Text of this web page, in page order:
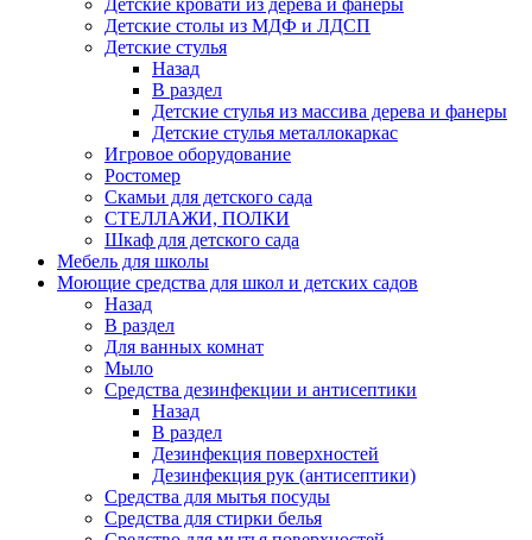
Детские кровати из дерева и фанеры
Детские столы из МДФ и ЛДСП
Детские стулья
Назад
В раздел
Детские стулья из массива дерева и фанеры
Детские стулья металлокаркас
Игровое оборудование
Ростомер
Скамьи для детского сада
СТЕЛЛАЖИ, ПОЛКИ
Шкаф для детского сада
Мебель для школы
Моющие средства для школ и детских садов
Назад
В раздел
Для ванных комнат
Мыло
Средства дезинфекции и антисептики
Назад
В раздел
Дезинфекция поверхностей
Дезинфекция рук (антисептики)
Средства для мытья посуды
Средства для стирки белья